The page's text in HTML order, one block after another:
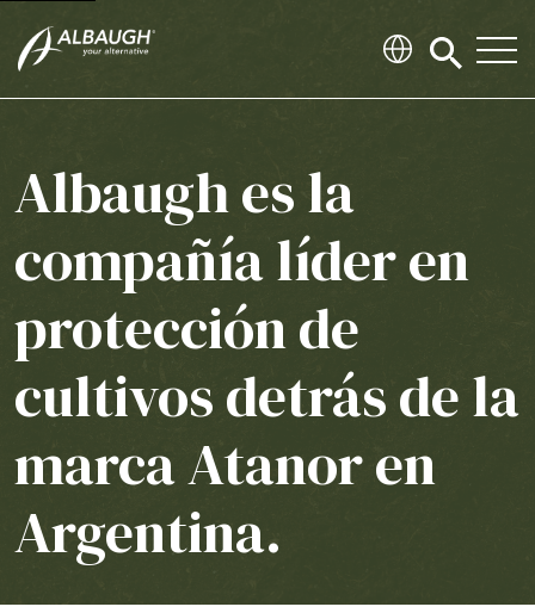
SKIP TO MAIN CONTENT
Click
search
Albaugh es la
compañía líder en
protección de
cultivos detrás de la
marca Atanor en
Argentina.